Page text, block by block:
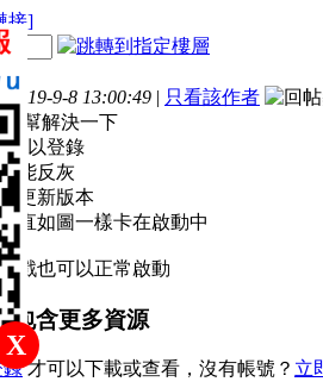
接]
2019-9-8 13:00:49 | 只看該作者
幫解決一下
可以登錄
能反灰
更新版本
直如圖一樣卡在啟動中
戲也可以正常啟動
包含更多資源
錄才可以下載或查看，沒有帳號？ 立
X